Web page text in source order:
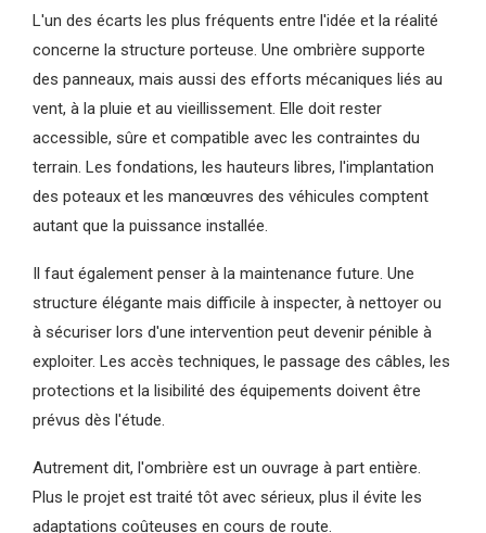
L'un des écarts les plus fréquents entre l'idée et la réalité
concerne la structure porteuse. Une ombrière supporte
des panneaux, mais aussi des efforts mécaniques liés au
vent, à la pluie et au vieillissement. Elle doit rester
accessible, sûre et compatible avec les contraintes du
terrain. Les fondations, les hauteurs libres, l'implantation
des poteaux et les manœuvres des véhicules comptent
autant que la puissance installée.
Il faut également penser à la maintenance future. Une
structure élégante mais difficile à inspecter, à nettoyer ou
à sécuriser lors d'une intervention peut devenir pénible à
exploiter. Les accès techniques, le passage des câbles, les
protections et la lisibilité des équipements doivent être
prévus dès l'étude.
Autrement dit, l'ombrière est un ouvrage à part entière.
Plus le projet est traité tôt avec sérieux, plus il évite les
adaptations coûteuses en cours de route.